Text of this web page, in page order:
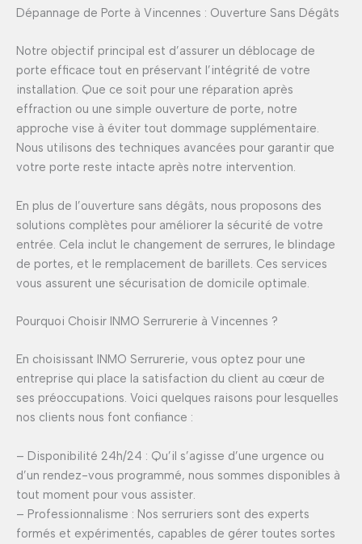
Dépannage de Porte à Vincennes : Ouverture Sans Dégâts
Notre objectif principal est d’assurer un déblocage de
porte efficace tout en préservant l’intégrité de votre
installation. Que ce soit pour une réparation après
effraction ou une simple ouverture de porte, notre
approche vise à éviter tout dommage supplémentaire.
Nous utilisons des techniques avancées pour garantir que
votre porte reste intacte après notre intervention.
En plus de l’ouverture sans dégâts, nous proposons des
solutions complètes pour améliorer la sécurité de votre
entrée. Cela inclut le changement de serrures, le blindage
de portes, et le remplacement de barillets. Ces services
vous assurent une sécurisation de domicile optimale.
Pourquoi Choisir INMO Serrurerie à Vincennes ?
En choisissant INMO Serrurerie, vous optez pour une
entreprise qui place la satisfaction du client au cœur de
ses préoccupations. Voici quelques raisons pour lesquelles
nos clients nous font confiance :
– Disponibilité 24h/24 : Qu’il s’agisse d’une urgence ou
d’un rendez-vous programmé, nous sommes disponibles à
tout moment pour vous assister.
– Professionnalisme : Nos serruriers sont des experts
formés et expérimentés, capables de gérer toutes sortes